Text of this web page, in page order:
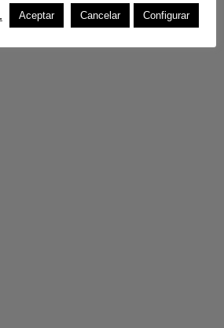
Aceptar Cancelar Configurar